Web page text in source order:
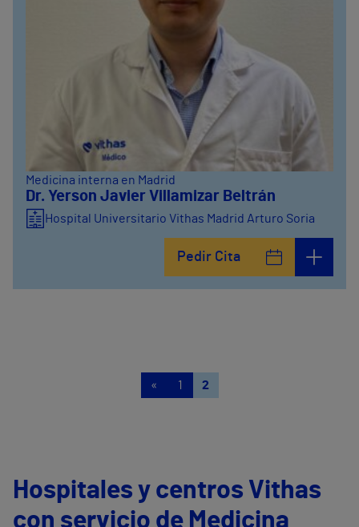
Medicina interna en Madrid
Dr. Yerson Javier Villamizar Beltrán
Hospital Universitario Vithas Madrid Arturo Soria
Pedir Cita
« 1 2
Hospitales y centros Vithas
con servicio de Medicina